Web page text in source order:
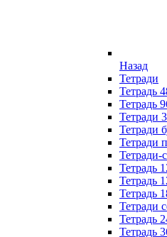
Назад
Тетради
Тетрадь
Тетрадь
Тетради
Тетради
Тетради
Тетради-
Тетрадь
Тетрадь
Тетрадь
Тетради
Тетрадь
Тетрадь